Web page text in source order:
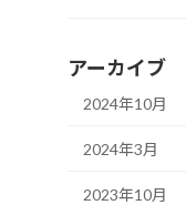
アーカイブ
2024年10月
2024年3月
2023年10月